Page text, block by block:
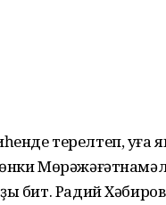
терелтеп, уға
бит. Радий